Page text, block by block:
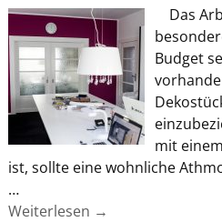
Das
Budget
mit
ist, sollte eine wohnliche
…
Weiterlesen →